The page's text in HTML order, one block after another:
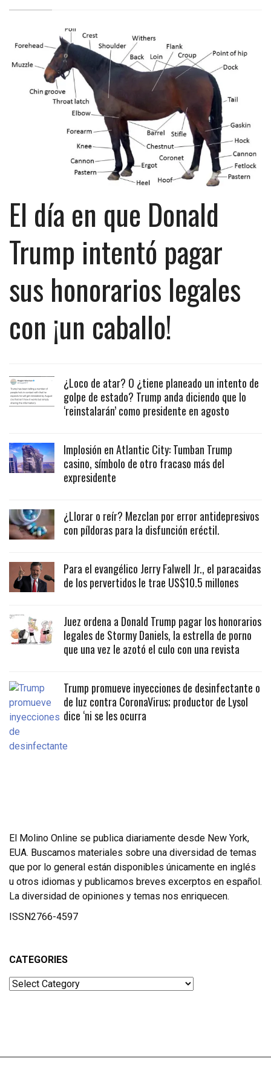
El día en que Donald
Trump intentó pagar
sus honorarios legales
con ¡un caballo!
¿Loco de atar? O ¿tiene planeado un intento de
golpe de estado? Trump anda diciendo que lo
‘reinstalarán’ como presidente en agosto
Implosión en Atlantic City: Tumban Trump
casino, símbolo de otro fracaso más del
expresidente
¿Llorar o reír? Mezclan por error antidepresivos
con píldoras para la disfunción eréctil.
Para el evangélico Jerry Falwell Jr., el paracaidas
de los pervertidos le trae US$10.5 millones
Juez ordena a Donald Trump pagar los honorarios
legales de Stormy Daniels, la estrella de porno
que una vez le azotó el culo con una revista
Trump promueve inyecciones de desinfectante o
de luz contra CoronaVirus; productor de Lysol
dice ‘ni se les ocurra
El Molino Online se publica diariamente desde New York,
EUA. Buscamos materiales sobre una diversidad de temas
que por lo general están disponibles únicamente en inglés
u otros idiomas y publicamos breves excerptos en español.
La diversidad de opiniones y temas nos enriquecen.
ISSN2766-4597
CATEGORIES
Categories